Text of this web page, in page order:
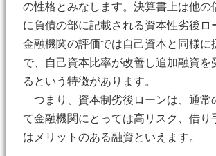
の性格とみなします。決算書上は他の
に負債の部に記載される資本性劣後ロ
金融機関の評価では自己資本と同様に
で、自己資本比率が改善し追加融資を
るという特徴があります。
つまり、資本制劣後ローンは、通常
て金融機関にとっては高リスク、借り
はメリットのある融資といえます。